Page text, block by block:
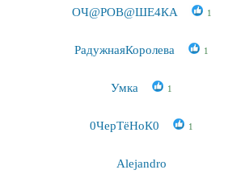
ОЧ@РОВ@ШЕ4КА 1
РадужнаяКоролева 1
Умка 1
0ЧерТёНоК0 1
Alejandro